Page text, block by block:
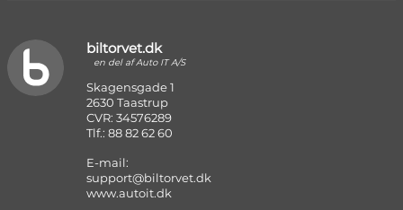
biltorvet.dk
en del af Auto IT A/S
Skagensgade 1
2630 Taastrup
CVR: 34576289
Tlf.: 88 82 62 60
E-mail:
support@biltorvet.dk
www.autoit.dk